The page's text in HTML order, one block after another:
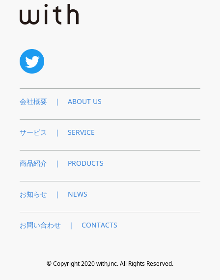
会社概要 ｜ ABOUT US
サービス ｜ SERVICE
商品紹介 ｜ PRODUCTS
お知らせ ｜ NEWS
お問い合わせ ｜ CONTACTS
© Copyright 2020 with,inc. All Rights Reserved.